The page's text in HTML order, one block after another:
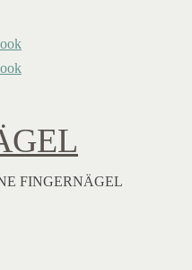
FINGERNÄGEL